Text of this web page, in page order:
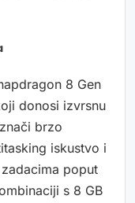
8 Gen
donosi izvrsnu
brzo
iskustvo i
poput
s 8 GB